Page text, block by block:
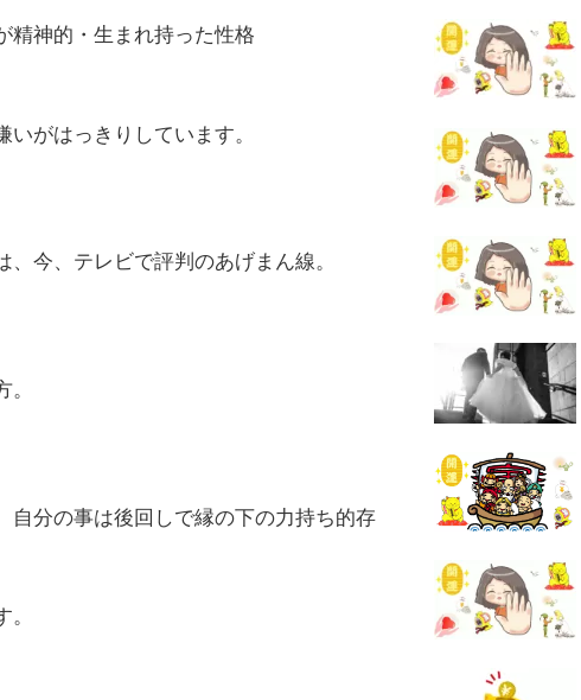
精神的・生まれ持った性格
がはっきりしています。
今、テレビで評判のあげまん線。
自分の事は後回しで縁の下の力持ち的存